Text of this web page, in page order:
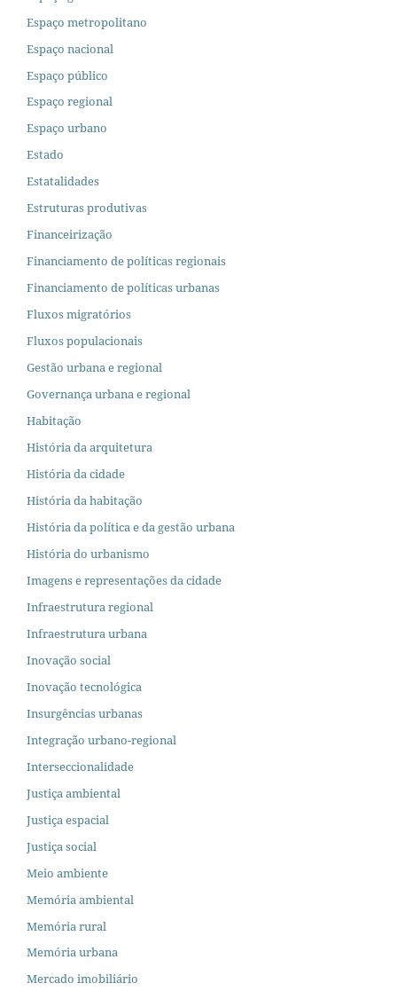
Espaço metropolitano
Espaço nacional
Espaço público
Espaço regional
Espaço urbano
Estado
Estatalidades
Estruturas produtivas
Financeirização
Financiamento de políticas regionais
Financiamento de políticas urbanas
Fluxos migratórios
Fluxos populacionais
Gestão urbana e regional
Governança urbana e regional
Habitação
História da arquitetura
História da cidade
História da habitação
História da política e da gestão urbana
História do urbanismo
Imagens e representações da cidade
Infraestrutura regional
Infraestrutura urbana
Inovação social
Inovação tecnológica
Insurgências urbanas
Integração urbano-regional
Interseccionalidade
Justiça ambiental
Justiça espacial
Justiça social
Meio ambiente
Memória ambiental
Memória rural
Memória urbana
Mercado imobiliário